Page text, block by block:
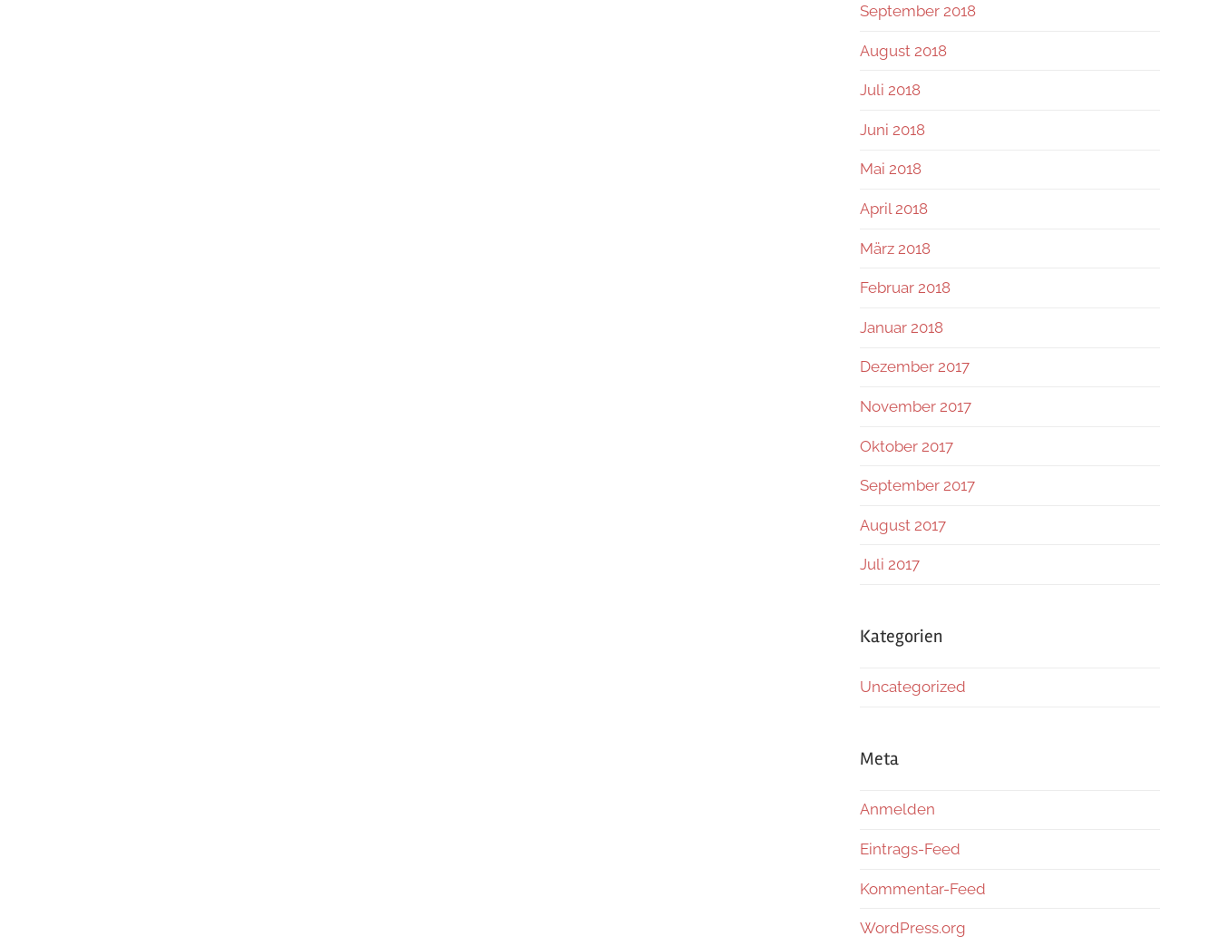
September 2018
August 2018
Juli 2018
Juni 2018
Mai 2018
April 2018
März 2018
Februar 2018
Januar 2018
Dezember 2017
November 2017
Oktober 2017
September 2017
August 2017
Juli 2017
Kategorien
Uncategorized
Meta
Anmelden
Eintrags-Feed
Kommentar-Feed
WordPress.org